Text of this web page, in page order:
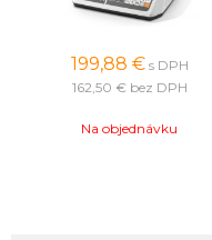
199,88 € s DPH
162,50 € bez DPH
Na objednávku